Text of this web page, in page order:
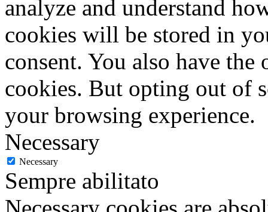
consent. You also have
cookies. But opting out of
your browsing experience.
Necessary
Sempre abilitato
Necessary cookies are
function properly. These